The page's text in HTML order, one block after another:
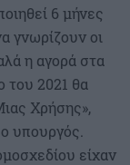
6 μήνες
γνωρίζουν οι
η αγορά στα
του 2021 θα
Χρήσης»,
υπουργός.
είχαν